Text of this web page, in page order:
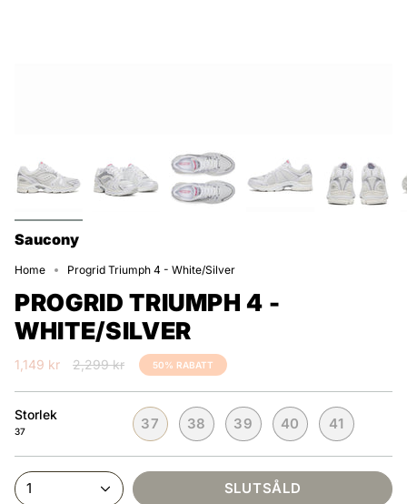
Saucony
Home Progrid Triumph 4 - White/Silver
PROGRID TRIUMPH 4 -
WHITE/SILVER
1,149 kr
Ordinarie
2,299 kr 50% RABATT
Storlek
37 37 38 39 40 41
1 SLUTSÅLD